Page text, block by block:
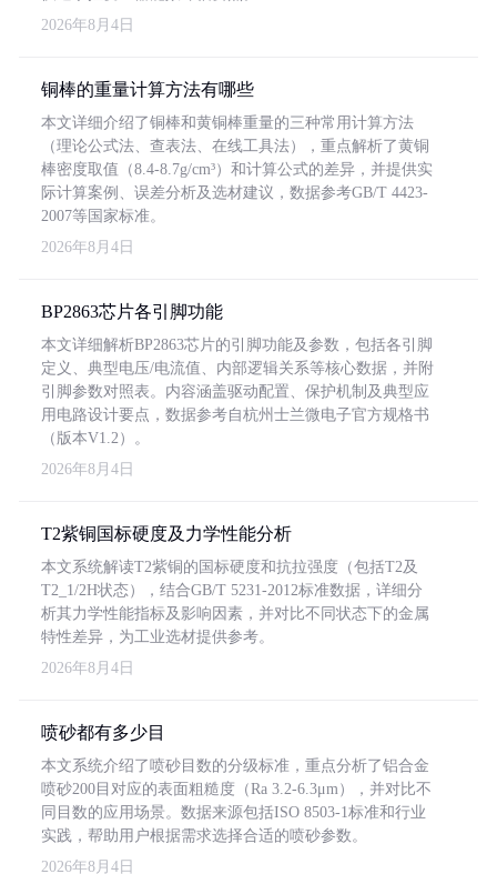
2026年8月4日
铜棒的重量计算方法有哪些
本文详细介绍了铜棒和黄铜棒重量的三种常用计算方法
（理论公式法、查表法、在线工具法），重点解析了黄铜
棒密度取值（8.4-8.7g/cm³）和计算公式的差异，并提供实
际计算案例、误差分析及选材建议，数据参考GB/T 4423-
2007等国家标准。
2026年8月4日
BP2863芯片各引脚功能
本文详细解析BP2863芯片的引脚功能及参数，包括各引脚
定义、典型电压/电流值、内部逻辑关系等核心数据，并附
引脚参数对照表。内容涵盖驱动配置、保护机制及典型应
用电路设计要点，数据参考自杭州士兰微电子官方规格书
（版本V1.2）。
2026年8月4日
T2紫铜国标硬度及力学性能分析
本文系统解读T2紫铜的国标硬度和抗拉强度（包括T2及
T2_1/2H状态），结合GB/T 5231-2012标准数据，详细分
析其力学性能指标及影响因素，并对比不同状态下的金属
特性差异，为工业选材提供参考。
2026年8月4日
喷砂都有多少目
本文系统介绍了喷砂目数的分级标准，重点分析了铝合金
喷砂200目对应的表面粗糙度（Ra 3.2-6.3μm），并对比不
同目数的应用场景。数据来源包括ISO 8503-1标准和行业
实践，帮助用户根据需求选择合适的喷砂参数。
2026年8月4日